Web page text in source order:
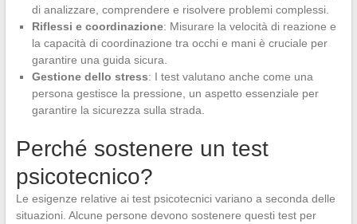
di analizzare, comprendere e risolvere problemi complessi.
Riflessi e coordinazione: Misurare la velocità di reazione e
la capacità di coordinazione tra occhi e mani è cruciale per
garantire una guida sicura.
Gestione dello stress: I test valutano anche come una
persona gestisce la pressione, un aspetto essenziale per
garantire la sicurezza sulla strada.
Perché sostenere un test
psicotecnico?
Le esigenze relative ai test psicotecnici variano a seconda delle
situazioni. Alcune persone devono sostenere questi test per